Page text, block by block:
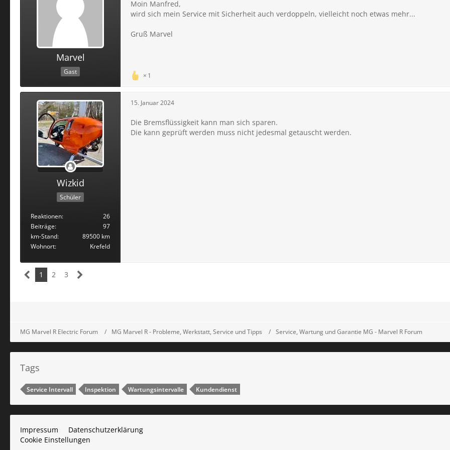
Marvel
Gast
Moin Manfred,
wird sich mein Service mit Sicherheit auch verdoppeln, vielleicht noch etwas mehr...
Gruß Marvel
1
Wizkid
Schüler
Reaktionen
26
Beiträge
97
km-Stand
89500 km
Wohnort
Krefeld
15. Januar 2024
Die Bremsflüssigkeit kann man sich sparen.
Die kann geprüft werden muss nicht jedesmal getauscht werden.
1 2 3
MG Marvel R Electric Forum MG Marvel R - Probleme, Werkstatt, Service und Tipps Service, Wartung und Garantie MG - Marvel R Forum
Tags
Service Intervall Inspektion Wartungsintervalle Kundendienst
Impressum
Datenschutzerklärung
Cookie Einstellungen